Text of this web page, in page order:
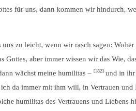
für uns, dann kommen wir hindurch,
zu leicht, wenn wir rasch sagen:
Gottes, aber immer wissen wir das Wie,
wächst meine humilitas – [182] und in ihr
da immer mit ihm will, in Vertrauen
humilitas des Vertrauens und Liebens